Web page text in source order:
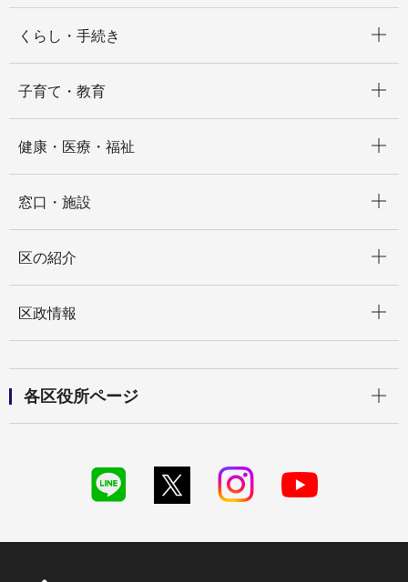
くらし・手続き
子育て・教育
健康・医療・福祉
窓口・施設
区の紹介
区政情報
各区役所ページ